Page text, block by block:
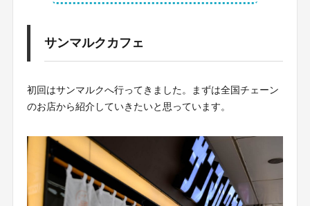
サンマルクカフェ
初回はサンマルクへ行ってきました。まずは全国チェーン
のお店から紹介していきたいと思っています。